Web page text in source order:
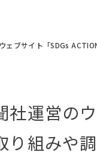
ェブサイト「SDGs
社運営の
り組みや